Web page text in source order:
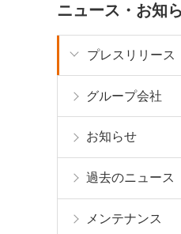
ニュース・お知
プレスリリース
グループ会社
お知らせ
過去のニュース
メンテナンス